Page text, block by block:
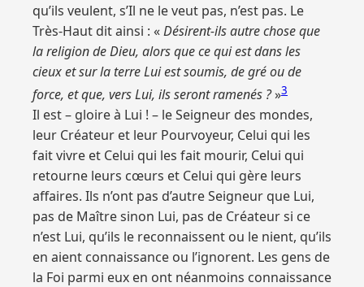
qu’ils veulent, s’Il ne le veut pas, n’est pas. Le
Très-Haut dit ainsi : «Désirent-ils autre chose que
la religion de Dieu, alors que ce qui est dans les
cieux et sur la terre Lui est soumis, de gré ou de
force, et que, vers Lui, ils seront ramenés ?»3
Il est – gloire à Lui ! – le Seigneur des mondes,
leur Créateur et leur Pourvoyeur, Celui qui les
fait vivre et Celui qui les fait mourir, Celui qui
retourne leurs cœurs et Celui qui gère leurs
affaires. Ils n’ont pas d’autre Seigneur que Lui,
pas de Maître sinon Lui, pas de Créateur si ce
n’est Lui, qu’ils le reconnaissent ou le nient, qu’ils
en aient connaissance ou l’ignorent. Les gens de
la Foi parmi eux en ont néanmoins connaissance